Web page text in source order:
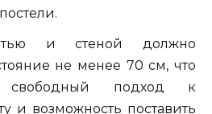
и стеной должно
не менее 70 см, что
свободный подход к
и возможность поставить